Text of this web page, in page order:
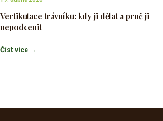
Vertikutace trávníku: kdy ji dělat a proč ji
nepodcenit
Číst více →